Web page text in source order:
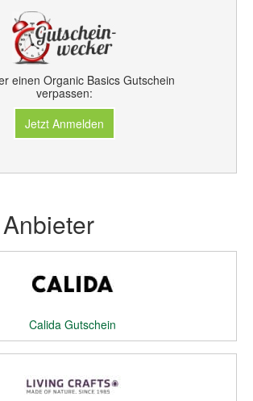
einen Organic Basics Gutschein
verpassen:
Jetzt Anmelden
Calida Gutschein